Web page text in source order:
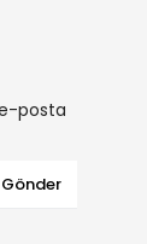
posta
Gönder